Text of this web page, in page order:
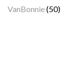
VanBonnie(50)